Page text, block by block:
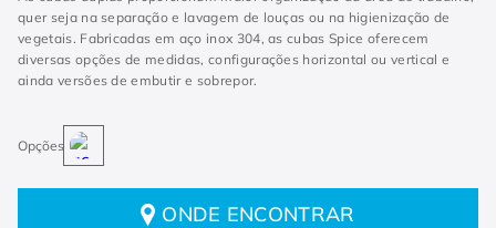
quer seja na separação e lavagem de louças ou na higienização de
vegetais. Fabricadas em aço inox 304, as cubas Spice oferecem
diversas opções de medidas, configurações horizontal ou vertical e
ainda versões de embutir e sobrepor.
ONDE ENCONTRAR